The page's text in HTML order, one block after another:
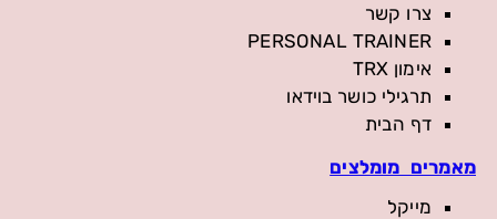
צרו קשר
PERSONAL TRAINER
אימון TRX
תרגילי כושר בוידאו
דף הבית
מאמרים מומלצים
מייקל